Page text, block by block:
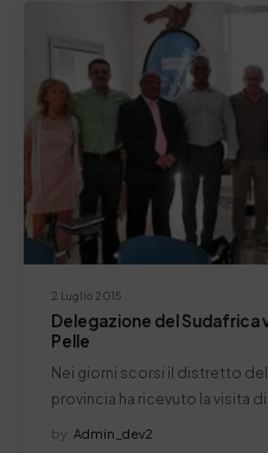
2 Luglio 2015
Delegazione del Sudafrica
Pelle
Nei giorni scorsi il distretto
provincia ha ricevuto la visita di…
by Admin_dev2